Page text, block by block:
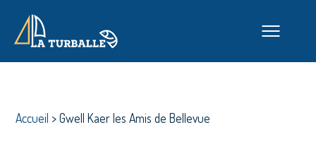
Accueil >Gwell Kaer les Amis de Bellevue